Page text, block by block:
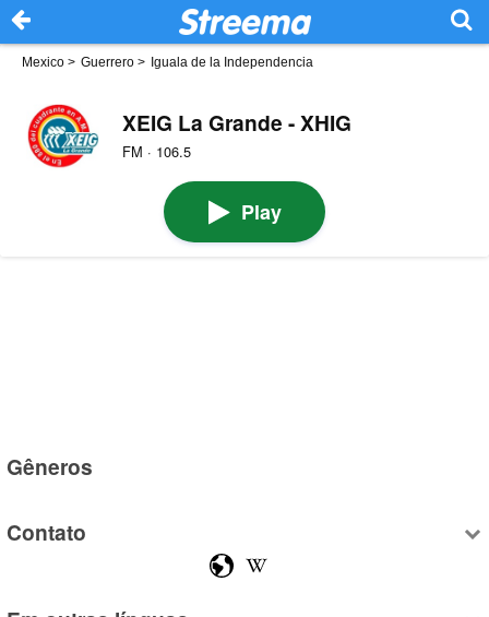
Mexico > Guerrero > Iguala de la Independencia
XEIG La Grande - XHIG
FM · 106.5
Play
Gêneros
Contato